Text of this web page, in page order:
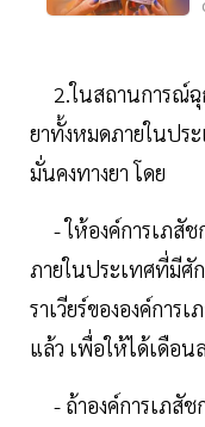
2.ในสถานการณ์ฉุ
ยาทั้งหมดภายในปร
มั่นคงทางยา โดย
- ให้องค์การเภสัช
ภายในประเทศที่มีศั
ราเวียร์ขององค์การ
แล้ว เพื่อให้ได้เดือน
- ถ้าองค์การเภสัช